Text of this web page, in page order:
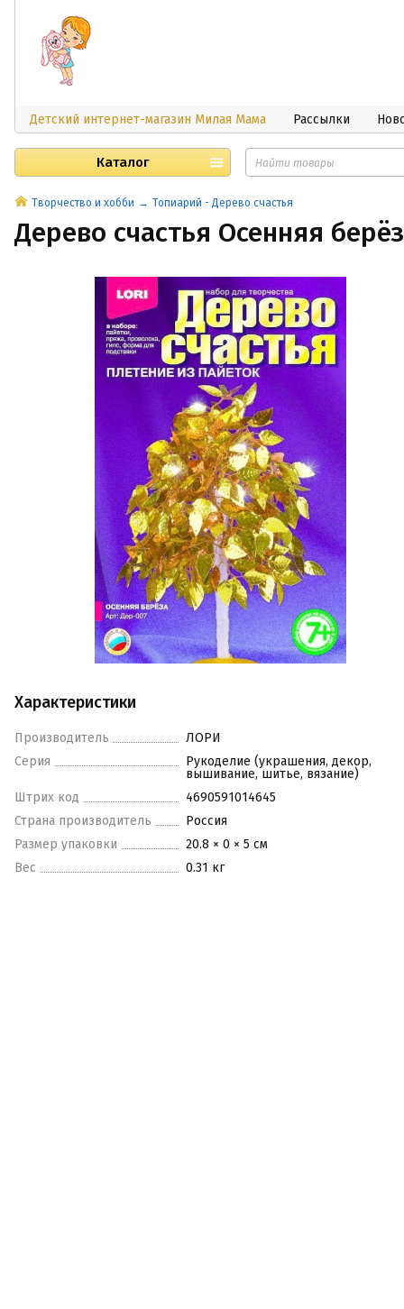
Детский интернет-магазин Милая Мама Рассылки
Каталог
Творчество и хобби Топиарий - Дерево счастья
Дерево счастья Осенняя
Характеристики
Производитель
ЛОРИ
Серия
Рукоделие (украшения, декор,
вышивание, шитье, вязание)
Штрих код
4690591014645
Страна производитель
Россия
Размер упаковки
20.8 × 0 × 5 см
Вес
0.31 кг